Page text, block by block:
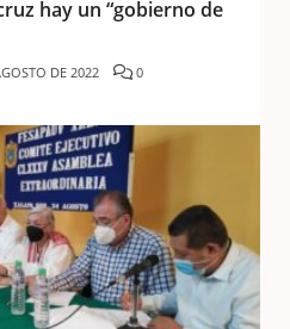
hay un “gobierno de
DE 2022 0